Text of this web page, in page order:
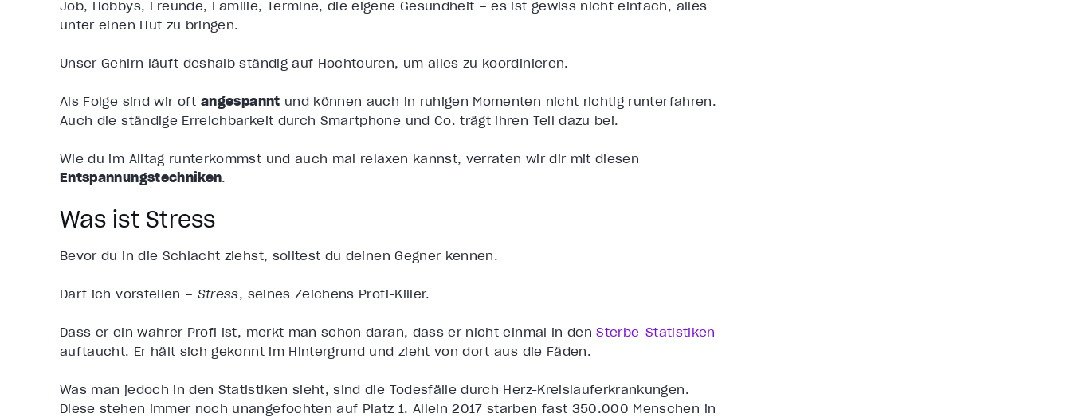
Job, Hobbys, Freunde, Familie, Termine, die eigene Gesundheit – es ist gewiss nicht einfach, alles
unter einen Hut zu bringen.
Unser Gehirn läuft deshalb ständig auf Hochtouren, um alles zu koordinieren.
Als Folge sind wir oftangespannt und können auch in ruhigen Momenten nicht richtig runterfahren.
Auch die ständige Erreichbarkeit durch Smartphone und Co. trägt ihren Teil dazu bei.
Wie du im Alltag runterkommst und auch mal relaxen kannst, verraten wir dir mit diesen
Entspannungstechniken.
Was ist Stress
Bevor du in die Schlacht ziehst, solltest du deinen Gegner kennen.
Darf ich vorstellen – Stress, seines Zeichens Profi-Killer.
Dass er ein wahrer Profi ist, merkt man schon daran, dass er nicht einmal in denSterbe-Statistiken
auftaucht. Er hält sich gekonnt im Hintergrund und zieht von dort aus die Fäden.
Was man jedoch in den Statistiken sieht, sind die Todesfälle durch Herz-Kreislauferkrankungen.
Diese stehen immer noch unangefochten auf Platz 1. Allein 2017 starben fast 350.000 Menschen in